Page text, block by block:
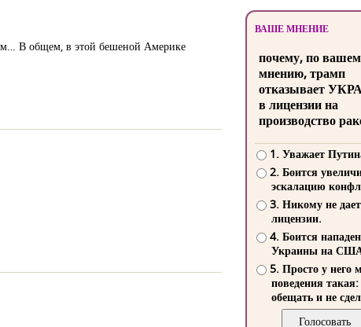
В общем, в этой бешеной Америке
ВАШЕ МНЕНИЕ
почему, по
мнению, трамп
отказывает
в лицензии на
производство
1. Уважает
2. Боится
эскалацию
3. Никому не
лицензии.
4. Боится
Украины на
5. Просто у него
поведения такая:
обещать и не